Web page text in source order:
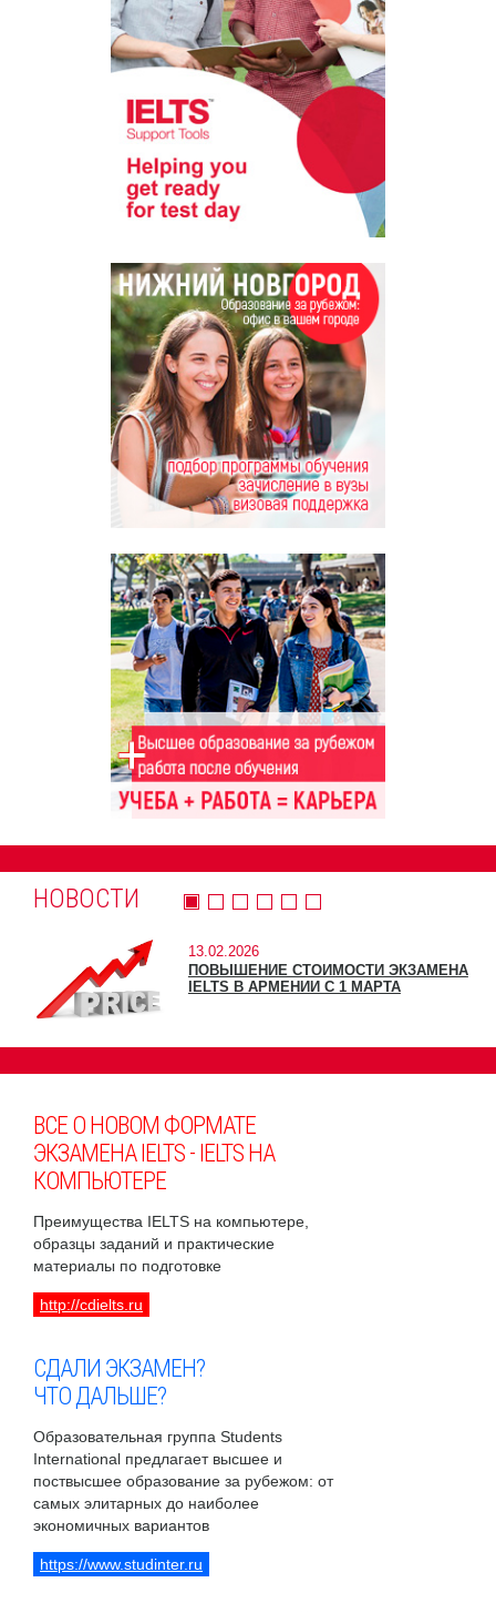
НОВОСТИ
13.02.2026
ПОВЫШЕНИЕ СТОИМОСТИ ЭКЗАМЕНА
IELTS В АРМЕНИИ С 1 МАРТА
ВСЕ О НОВОМ ФОРМАТЕ
ЭКЗАМЕНА IELTS - IELTS НА
КОМПЬЮТЕРЕ
Преимущества IELTS на компьютере,
образцы заданий и практические
материалы по подготовке
http://cdielts.ru
СДАЛИ ЭКЗАМЕН?
ЧТО ДАЛЬШЕ?
Образовательная группа Students
International предлагает высшее и
поствысшее образование за рубежом: от
самых элитарных до наиболее
экономичных вариантов
https://www.studinter.ru